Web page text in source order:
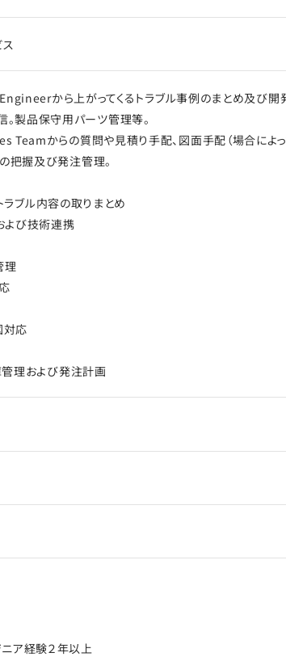
から上がってくるトラブル事例のまとめ及び開発
製品保守用パーツ管理等。
からの質問や見積り手配、図面手配（場合によ
把握及び発注管理。
ブル内容の取りまとめ
よび技術連携
理
対応
理および発注計画
ア経験２年以上